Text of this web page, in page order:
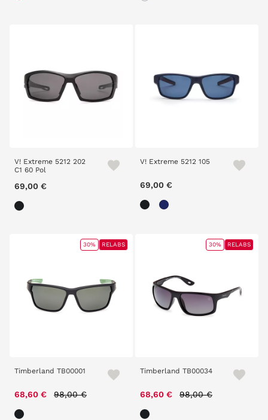
V! Extreme 5212 202
C1 60 Pol
69,00 €
V! Extreme 5212 105
69,00 €
Timberland TB00001
68,60 € Price reduced from
98,00 €
30% RELABS
Timberland TB00034
68,60 € Price reduced from
98,00 €
30% RELABS